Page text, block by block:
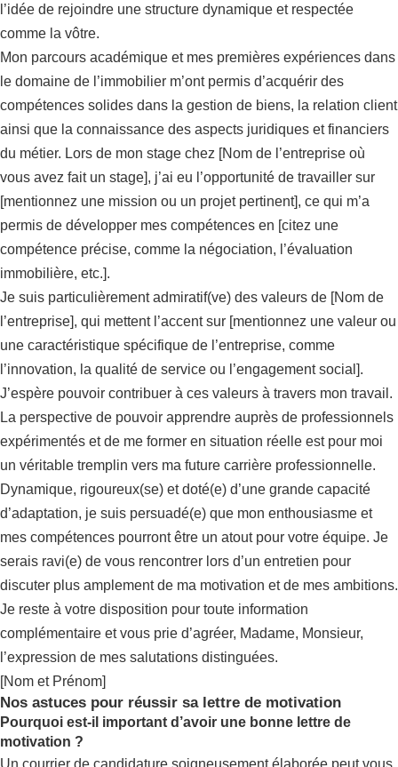
l’idée de rejoindre une structure dynamique et respectée
comme la vôtre.
Mon parcours académique et mes premières expériences dans
le domaine de l’immobilier m’ont permis d’acquérir des
compétences solides dans la gestion de biens, la relation client
ainsi que la connaissance des aspects juridiques et financiers
du métier. Lors de mon stage chez [Nom de l’entreprise où
vous avez fait un stage], j’ai eu l’opportunité de travailler sur
[mentionnez une mission ou un projet pertinent], ce qui m’a
permis de développer mes compétences en [citez une
compétence précise, comme la négociation, l’évaluation
immobilière, etc.].
Je suis particulièrement admiratif(ve) des valeurs de [Nom de
l’entreprise], qui mettent l’accent sur [mentionnez une valeur ou
une caractéristique spécifique de l’entreprise, comme
l’innovation, la qualité de service ou l’engagement social].
J’espère pouvoir contribuer à ces valeurs à travers mon travail.
La perspective de pouvoir apprendre auprès de professionnels
expérimentés et de me former en situation réelle est pour moi
un véritable tremplin vers ma future carrière professionnelle.
Dynamique, rigoureux(se) et doté(e) d’une grande capacité
d’adaptation, je suis persuadé(e) que mon enthousiasme et
mes compétences pourront être un atout pour votre équipe. Je
serais ravi(e) de vous rencontrer lors d’un entretien pour
discuter plus amplement de ma motivation et de mes ambitions.
Je reste à votre disposition pour toute information
complémentaire et vous prie d’agréer, Madame, Monsieur,
l’expression de mes salutations distinguées.
[Nom et Prénom]
Nos astuces pour réussir sa lettre de motivation
Pourquoi est-il important d’avoir une bonne lettre de
motivation ?
Un courrier de candidature soigneusement élaborée peut vous